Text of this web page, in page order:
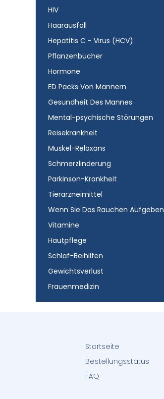
HIV
Haarausfall
Hepatitis C - Virus (HCV)
Pflanzenbücher
Hormone
ED Packs Von Männern
Gesundheit Des Mannes
Mental-psychische Störungen
Reisekrankheit
Muskel-Relaxans
Schmerzlinderung
Parkinson-Krankheit
Tierarzneimittel
Wenn Sie Das Rauchen Aufgeben
Vitamine
Hautpflege
Schlaf-Beihilfen
Gewichtsverlust
Frauenmedizin
Startseite
Bestellungsstatus
FAQ